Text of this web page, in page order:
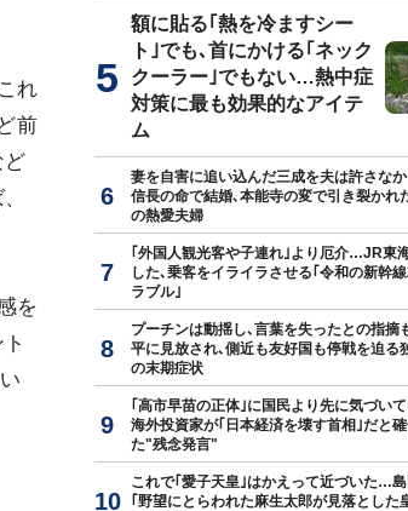
れ
前
ど
を
額に貼る｢熱を冷ますシー
ト｣でも､首にかける｢ネック
クーラー｣でもない…熱中症
対策に最も効果的なアイテ
ム
妻を自害に追い込んだ三成を夫は許さな
信長の命で結婚､本能寺の変で引き裂かれ
の熱愛夫婦
｢外国人観光客や子連れ｣より厄介…JR東
した､乗客をイライラさせる｢令和の新幹
ラブル｣
プーチンは動揺し､言葉を失ったとの指
平に見放され､側近も友好国も停戦を迫る
の末期症状
｢高市早苗の正体｣に国民より先に気づい
海外投資家が｢日本経済を壊す首相｣だと
た"残念発言"
これで｢愛子天皇｣はかえって近づいた…
｢野望にとらわれた麻生太郎が見落とした